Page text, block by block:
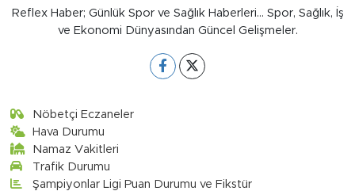
Reflex Haber; Günlük Spor ve Sağlık Haberleri... Spor, Sağlık, İş
ve Ekonomi Dünyasından Güncel Gelişmeler.
Nöbetçi Eczaneler
Hava Durumu
Namaz Vakitleri
Trafik Durumu
Şampiyonlar Ligi Puan Durumu ve Fikstür